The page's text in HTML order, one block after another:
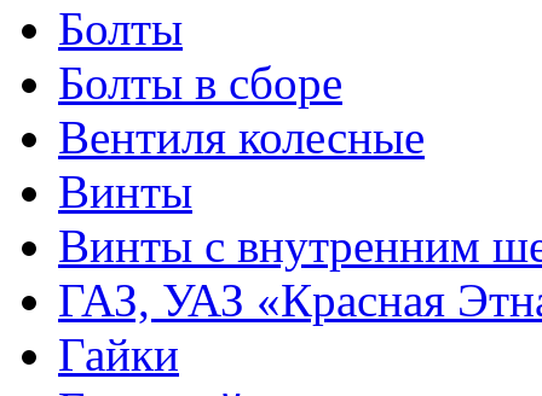
Болты
Болты в сборе
Вентиля колесные
Винты
Винты с внутренним
ГАЗ, УАЗ «Красная
Гайки